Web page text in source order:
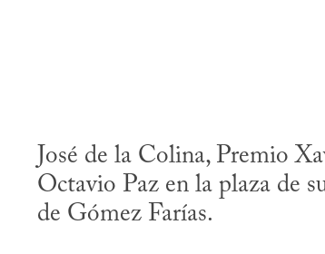
José de la Colina, Premio
Octavio Paz en la plaza de
de Gómez Farías.